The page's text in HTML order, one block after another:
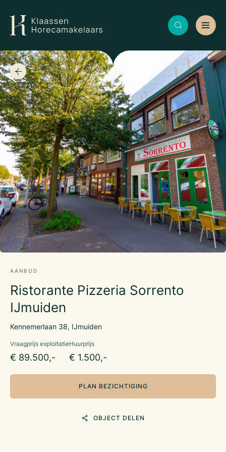
AANBOD
Ristorante Pizzeria Sorrento
IJmuiden
Kennemerlaan 38, IJmuiden
Vraagprijs exploitatie
€ 89.500,-
Huurprijs
€ 1.500,-
PLAN BEZICHTIGING
OBJECT DELEN